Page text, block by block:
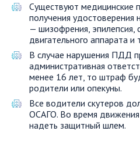
Существуют медицинские
получения удостоверения
— шизофрения, эпилепсия,
двигательного аппарата и
В случае нарушения ПДД
административная
менее 16 лет, то штраф
родители или опекуны.
Все водители скутеров
ОСАГО. Во время
надеть защитный шлем.